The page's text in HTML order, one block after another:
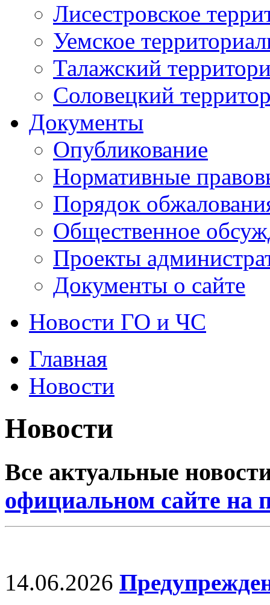
Лисестровское
Уемское
Талажский
Соловецкий
Документы
Опубликование
Нормативные
Порядок
Общественное
Проекты
Документы о сайте
Новости ГО и ЧС
Главная
Новости
Новости
Все актуальные
официальном сайте
14.06.2026